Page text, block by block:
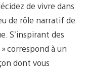
de vivre dans
de rôle narratif de
S’inspirant des
correspond à un
dont vous